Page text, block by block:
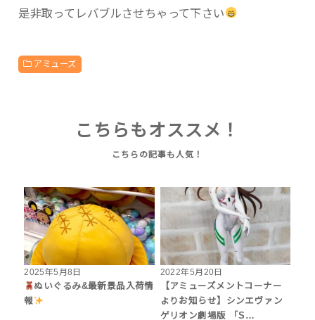
是非取ってレバブルさせちゃって下さい
アミューズ
こちらもオススメ！
2025年5月8日
ぬいぐるみ&最新景品入荷情
報
2022年5月20日
【アミューズメントコーナー
よりお知らせ】シンエヴァン
ゲリオン劇場版 「S…